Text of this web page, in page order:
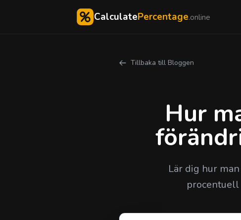
CalculatePercentage.online
Tillbaka till Bloggen
Hur
Lär dig hur